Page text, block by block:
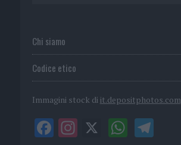
Chi siamo
Codice etico
Immagini stock di it.depositphotos.com